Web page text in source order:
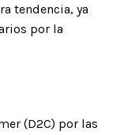
tendencia, ya
por la
(D2C) por las